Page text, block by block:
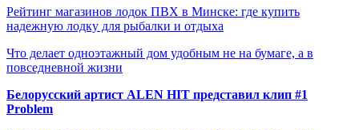
Рейтинг магазинов лодок ПВХ в Минске: где купить
надежную лодку для рыбалки и отдыха
Что делает одноэтажный дом удобным не на бумаге, а в
повседневной жизни
Белорусский артист ALEN HIT представил клип #1
Problem